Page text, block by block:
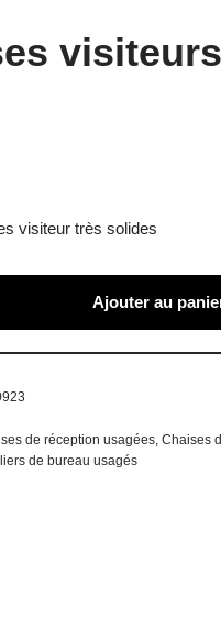
visiteur très solides
Ajouter au
de réception usagées Chaises
de bureau usagés